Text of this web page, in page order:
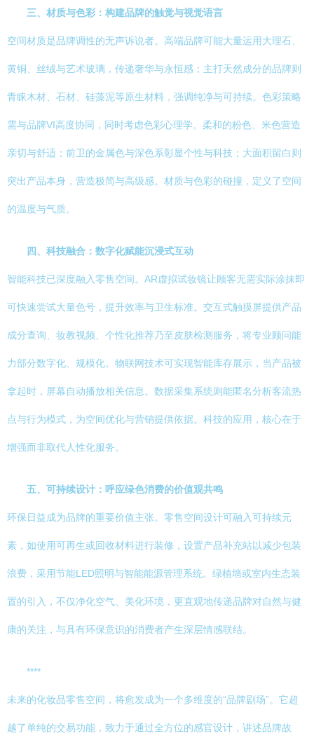
三、材质与色彩：构建品牌的触觉与视觉语言
空间材质是品牌调性的无声诉说者。高端品牌可能大量运用大理石、
黄铜、丝绒与艺术玻璃，传递奢华与永恒感；主打天然成分的品牌则
青睐木材、石材、硅藻泥等原生材料，强调纯净与可持续。色彩策略
需与品牌VI高度协同，同时考虑色彩心理学。柔和的粉色、米色营造
亲切与舒适；前卫的金属色与深色系彰显个性与科技；大面积留白则
突出产品本身，营造极简与高级感。材质与色彩的碰撞，定义了空间
的温度与气质。
四、科技融合：数字化赋能沉浸式互动
智能科技已深度融入零售空间。AR虚拟试妆镜让顾客无需实际涂抹即
可快速尝试大量色号，提升效率与卫生标准。交互式触摸屏提供产品
成分查询、妆教视频、个性化推荐乃至皮肤检测服务，将专业顾问能
力部分数字化、规模化。物联网技术可实现智能库存展示，当产品被
拿起时，屏幕自动播放相关信息。数据采集系统则能匿名分析客流热
点与行为模式，为空间优化与营销提供依据。科技的应用，核心在于
增强而非取代人性化服务。
五、可持续设计：呼应绿色消费的价值观共鸣
环保日益成为品牌的重要价值主张。零售空间设计可融入可持续元
素，如使用可再生或回收材料进行装修，设置产品补充站以减少包装
浪费，采用节能LED照明与智能能源管理系统。绿植墙或室内生态装
置的引入，不仅净化空气、美化环境，更直观地传递品牌对自然与健
康的关注，与具有环保意识的消费者产生深层情感联结。
****
未来的化妆品零售空间，将愈发成为一个多维度的“品牌剧场”。它超
越了单纯的交易功能，致力于通过全方位的感官设计，讲述品牌故